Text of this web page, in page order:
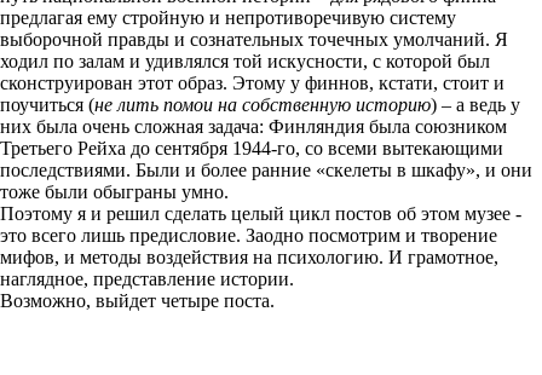
предлагая ему стройную и непротиворечивую систему
выборочной правды и сознательных точечных умолчаний. Я
ходил по залам и удивлялся той искусности, с которой был
сконструирован этот образ. Этому у финнов, кстати, стоит и
поучиться (не лить помои на собственную историю) – а ведь у
них была очень сложная задача: Финляндия была союзником
Третьего Рейха до сентября 1944-го, со всеми вытекающими
последствиями. Были и более ранние «скелеты в шкафу», и они
тоже были обыграны умно.
Поэтому я и решил сделать целый цикл постов об этом музее -
это всего лишь предисловие. Заодно посмотрим и творение
мифов, и методы воздействия на психологию. И грамотное,
наглядное, представление истории.
Возможно, выйдет четыре поста.